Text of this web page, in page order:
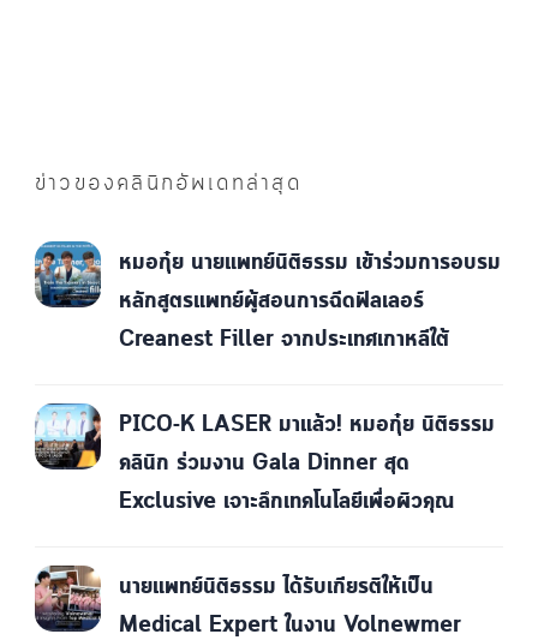
ข่าวของคลินิกอัพเดทล่าสุด
หมอกุ๋ย นายแพทย์นิติธรรม เข้าร่วมการอบรม
หลักสูตรแพทย์ผู้สอนการฉีดฟิลเลอร์
Creanest Filler จากประเทศเกาหลีใต้
PICO-K LASER มาแล้ว! หมอกุ๋ย นิติธรรม
คลินิก ร่วมงาน Gala Dinner สุด
Exclusive เจาะลึกเทคโนโลยีเพื่อผิวคุณ
นายแพทย์นิติธรรม ได้รับเกียรติให้เป็น
Medical Expert ในงาน Volnewmer